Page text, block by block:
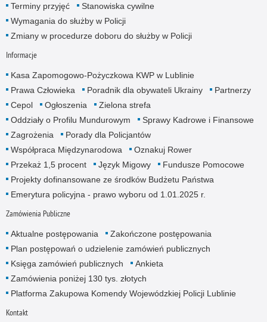
Terminy przyjęć
Stanowiska cywilne
Wymagania do służby w Policji
Zmiany w procedurze doboru do służby w Policji
Informacje
Kasa Zapomogowo-Pożyczkowa KWP w Lublinie
Prawa Człowieka
Poradnik dla obywateli Ukrainy
Partnerzy
Cepol
Ogłoszenia
Zielona strefa
Oddziały o Profilu Mundurowym
Sprawy Kadrowe i Finansowe
Zagrożenia
Porady dla Policjantów
Współpraca Międzynarodowa
Oznakuj Rower
Przekaż 1,5 procent
Język Migowy
Fundusze Pomocowe
Projekty dofinansowane ze środków Budżetu Państwa
Emerytura policyjna - prawo wyboru od 1.01.2025 r.
Zamówienia Publiczne
Aktualne postępowania
Zakończone postępowania
Plan postępowań o udzielenie zamówień publicznych
Księga zamówień publicznych
Ankieta
Zamówienia poniżej 130 tys. złotych
Platforma Zakupowa Komendy Wojewódzkiej Policji Lublinie
Kontakt